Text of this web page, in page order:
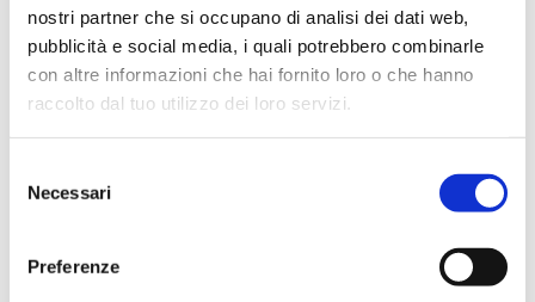
nostri partner che si occupano di analisi dei dati web,
pubblicità e social media, i quali potrebbero combinarle
con altre informazioni che hai fornito loro o che hanno
raccolto dal tuo utilizzo dei loro servizi.
delNecessari
Preferenze
Cliente già registrato